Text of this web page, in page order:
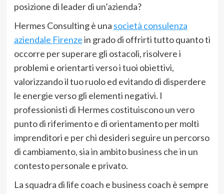
posizione di leader di un’azienda?
Hermes Consulting è una società consulenza
aziendale Firenzein grado di offrirti tutto quanto ti
occorre per superare gli ostacoli, risolvere i
problemi e orientarti verso i tuoi obiettivi,
valorizzando il tuo ruolo ed evitando di disperdere
le energie verso gli elementi negativi. I
professionisti di Hermes costituiscono un vero
punto di riferimento e di orientamento per molti
imprenditori e per chi desideri seguire un percorso
di cambiamento, sia in ambito business che in un
contesto personale e privato.
La squadra di life coach e business coach è sempre